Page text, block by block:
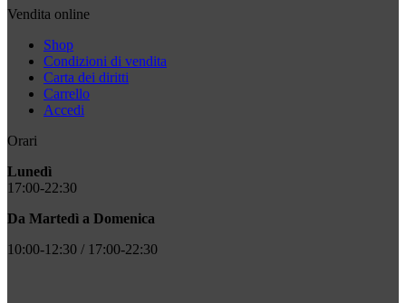
Vendita online
Shop
Condizioni di vendita
Carta dei diritti
Carrello
Accedi
Orari
Lunedì
17:00-22:30
Da Martedì a Domenica
10:00-12:30 / 17:00-22:30